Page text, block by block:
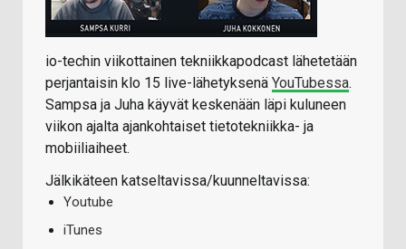
io-techin viikottainen tekniikkapodcast lähetetään
perjantaisin klo 15 live-lähetyksenä YouTubessa.
Sampsa ja Juha käyvät keskenään läpi kuluneen
viikon ajalta ajankohtaiset tietotekniikka- ja
mobiiliaiheet.
Jälkikäteen katseltavissa/kuunneltavissa:
Youtube
iTunes